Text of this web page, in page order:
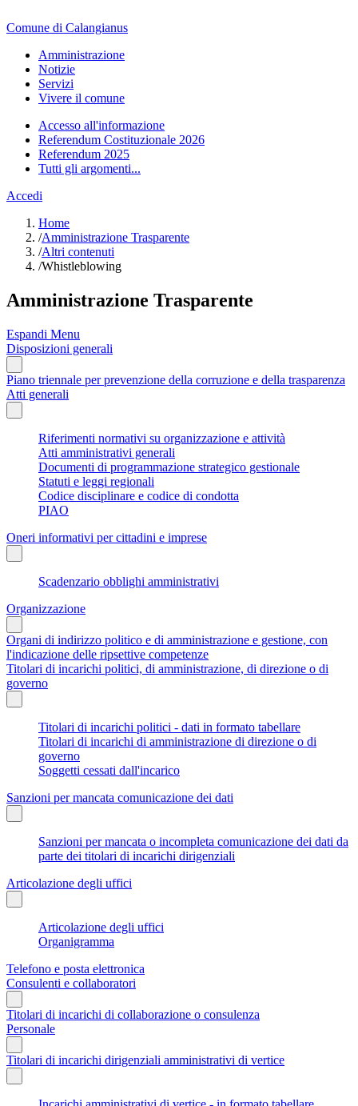
Comune di Calangianus
Amministrazione
Notizie
Servizi
Vivere il comune
Accesso all'informazione
Referendum Costituzionale 2026
Referendum 2025
Tutti gli argomenti...
Accedi
Home
/Amministrazione Trasparente
/Altri contenuti
/Whistleblowing
Amministrazione Trasparente
Espandi Menu
Disposizioni generali
Piano triennale per prevenzione della corruzione e della trasparenza
Atti generali
Riferimenti normativi su organizzazione e attività
Atti amministrativi generali
Documenti di programmazione strategico gestionale
Statuti e leggi regionali
Codice disciplinare e codice di condotta
PIAO
Oneri informativi per cittadini e imprese
Scadenzario obblighi amministrativi
Organizzazione
Organi di indirizzo politico e di amministrazione e gestione, con
l'indicazione delle ripsettive competenze
Titolari di incarichi politici, di amministrazione, di direzione o di
governo
Titolari di incarichi politici - dati in formato tabellare
Titolari di incarichi di amministrazione di direzione o di
governo
Soggetti cessati dall'incarico
Sanzioni per mancata comunicazione dei dati
Sanzioni per mancata o incompleta comunicazione dei dati da
parte dei titolari di incarichi dirigenziali
Articolazione degli uffici
Articolazione degli uffici
Organigramma
Telefono e posta elettronica
Consulenti e collaboratori
Titolari di incarichi di collaborazione o consulenza
Personale
Titolari di incarichi dirigenziali amministrativi di vertice